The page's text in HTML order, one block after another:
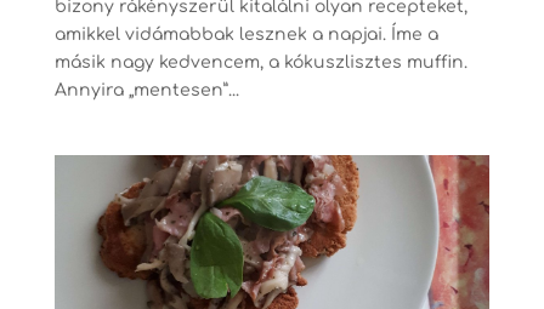
bizony rákényszerül kitalálni olyan recepteket,
amikkel vidámabbak lesznek a napjai. Íme a
másik nagy kedvencem, a kókuszlisztes muffin.
Annyira „mentesen”...